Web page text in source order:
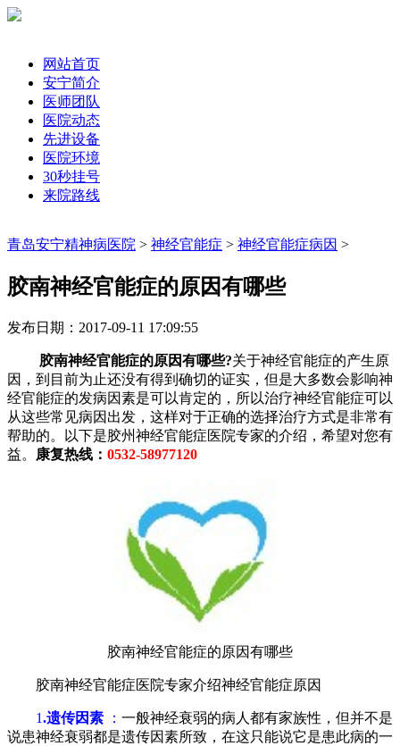
网站首页
安宁简介
医师团队
医院动态
先进设备
医院环境
30秒挂号
来院路线
青岛安宁精神病医院 > 神经官能症 > 神经官能症病因 >
胶南神经官能症的原因有哪些
发布日期：2017-09-11 17:09:55
胶南神经官能症的原因有哪些?关于神经官能症的产生原
因，到目前为止还没有得到确切的证实，但是大多数会影响神
经官能症的发病因素是可以肯定的，所以治疗神经官能症可以
从这些常见病因出发，这样对于正确的选择治疗方式是非常有
帮助的。以下是胶州神经官能症医院专家的介绍，希望对您有
益。
康复热线： 0532-58977120
胶南神经官能症的原因有哪些
胶南神经官能症医院专家介绍神经官能症原因
1.遗传因素 ： 一般神经衰弱的病人都有家族性，但并不是
说患神经衰弱都是遗传因素所致，在这只能说它是患此病的一